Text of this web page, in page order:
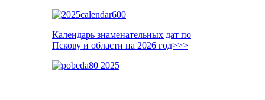
Календарь знаменательных дат по
Пскову и области на 2026 год>>>